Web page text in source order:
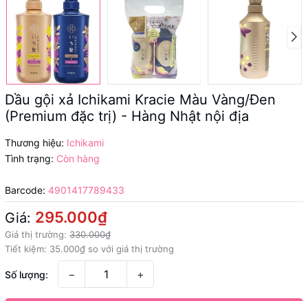
Dầu gội xả Ichikami Kracie Màu Vàng/Đen
(Premium đặc trị) - Hàng Nhật nội địa
Thương hiệu: Ichikami
Tình trạng: Còn hàng
Barcode: 4901417789433
Giá: 295.000₫
Giá thị trường: 330.000₫
Tiết kiệm: 35.000₫ so với giá thị trường
Số lượng: − +